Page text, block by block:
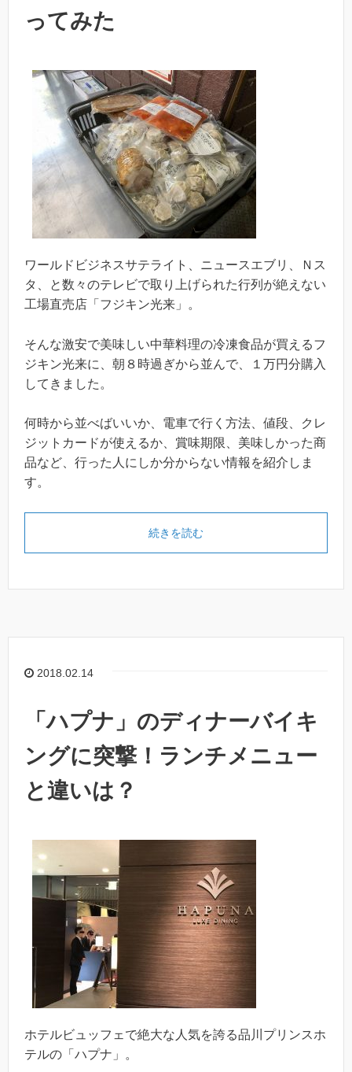
ってみた
ワールドビジネスサテライト、ニュースエブリ、Ｎス
タ、と数々のテレビで取り上げられた行列が絶えない
工場直売店「フジキン光来」。
そんな激安で美味しい中華料理の冷凍食品が買えるフ
ジキン光来に、朝８時過ぎから並んで、１万円分購入
してきました。
何時から並べばいいか、電車で行く方法、値段、クレ
ジットカードが使えるか、賞味期限、美味しかった商
品など、行った人にしか分からない情報を紹介しま
す。
続きを読む
2018.02.14
「ハプナ」のディナーバイキ
ングに突撃！ランチメニュー
と違いは？
ホテルビュッフェで絶大な人気を誇る品川プリンスホ
テルの「ハプナ」。